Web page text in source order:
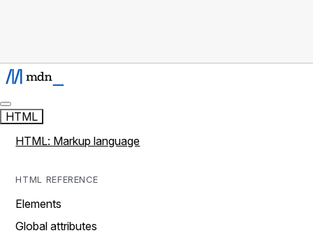
HTML
HTML: Markup language
HTML REFERENCE
Elements
Global attributes